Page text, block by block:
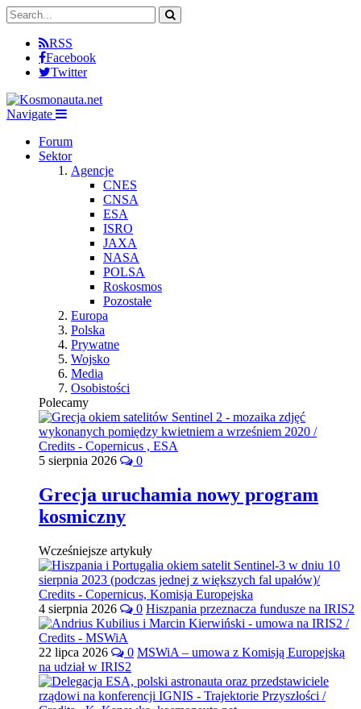
RSS
Facebook
Twitter
Navigate
Forum
Sektor
Agencje
CNES
CNSA
ESA
ISRO
JAXA
NASA
POLSA
Roskosmos
Pozostałe
Europa
Polska
Prywatne
Wojsko
Media
Osobistości
Polecamy
5 sierpnia 2026 0
Grecja uruchamia nowy program
kosmiczny
Wcześniejsze artykuły
4 sierpnia 2026 0 Hiszpania przeznacza fundusze na IRIS2
22 lipca 2026 0 MSWiA – umowa z Komisją Europejską
na udział w IRIS2